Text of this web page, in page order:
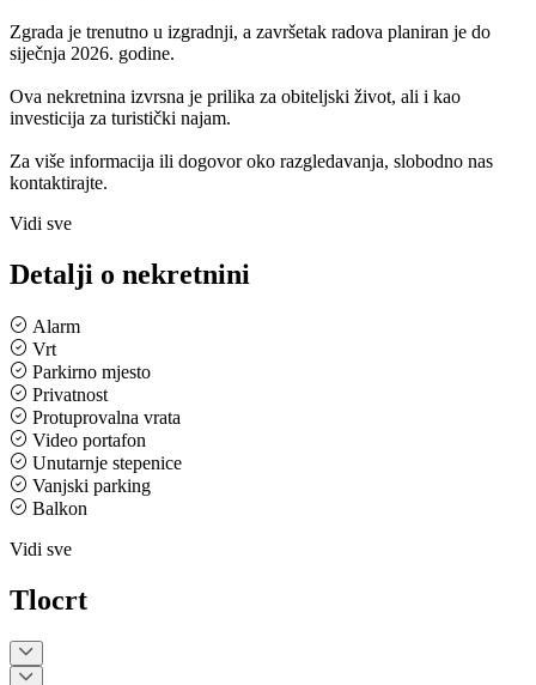
Zgrada je trenutno u izgradnji, a završetak radova planiran je do
siječnja 2026. godine.
Ova nekretnina izvrsna je prilika za obiteljski život, ali i kao
investicija za turistički najam.
Za više informacija ili dogovor oko razgledavanja, slobodno nas
kontaktirajte.
Vidi sve
Detalji o nekretnini
Alarm
Vrt
Parkirno mjesto
Privatnost
Protuprovalna vrata
Video portafon
Unutarnje stepenice
Vanjski parking
Balkon
Vidi sve
Tlocrt